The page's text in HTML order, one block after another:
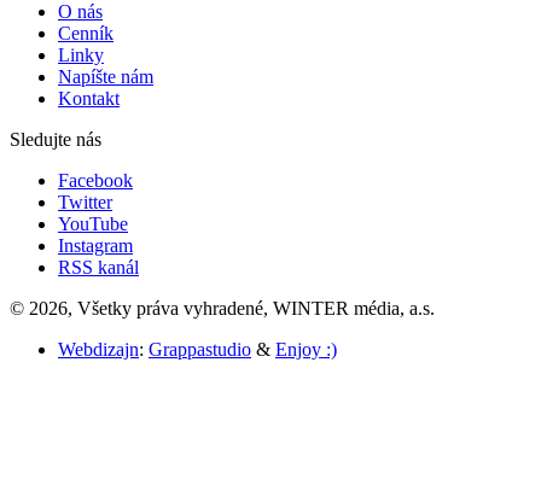
O nás
Cenník
Linky
Napíšte nám
Kontakt
Sledujte nás
Facebook
Twitter
YouTube
Instagram
RSS kanál
© 2026, Všetky práva vyhradené, WINTER média, a.s.
Webdizajn: Grappastudio & Enjoy :)